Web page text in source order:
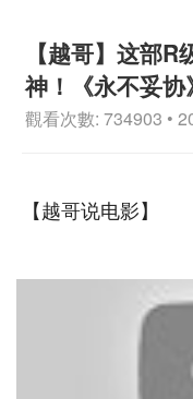
【越哥】这部
神！《永不妥协
觀看次數: 734903 •
【越哥说电影】